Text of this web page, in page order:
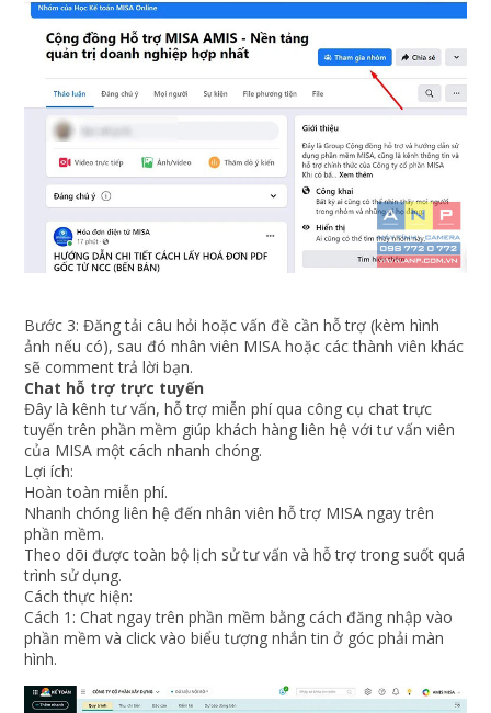
Bước 3: Đăng tải câu hỏi hoặc vấn đề cần hỗ trợ (kèm hình
ảnh nếu có), sau đó nhân viên MISA hoặc các thành viên khác
sẽ comment trả lời bạn.
Chat hỗ trợ trực tuyến
Đây là kênh tư vấn, hỗ trợ miễn phí qua công cụ chat trực
tuyến trên phần mềm giúp khách hàng liên hệ với tư vấn viên
của MISA một cách nhanh chóng.
Lợi ích:
Hoàn toàn miễn phí.
Nhanh chóng liên hệ đến nhân viên hỗ trợ MISA ngay trên
phần mềm.
Theo dõi được toàn bộ lịch sử tư vấn và hỗ trợ trong suốt quá
trình sử dụng.
Cách thực hiện:
Cách 1: Chat ngay trên phần mềm bằng cách đăng nhập vào
phần mềm và click vào biểu tượng nhắn tin ở góc phải màn
hình.